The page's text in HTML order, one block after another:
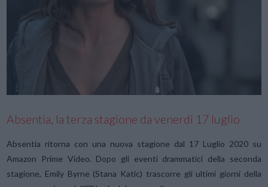
VIEW POST
Absentia, la terza stagione da venerdì 17 luglio
Absentia ritorna con una nuova stagione dal 17 Luglio 2020 su
Amazon Prime Video. Dopo gli eventi drammatici della seconda
stagione, Emily Byrne (Stana Katic) trascorre gli ultimi giorni della